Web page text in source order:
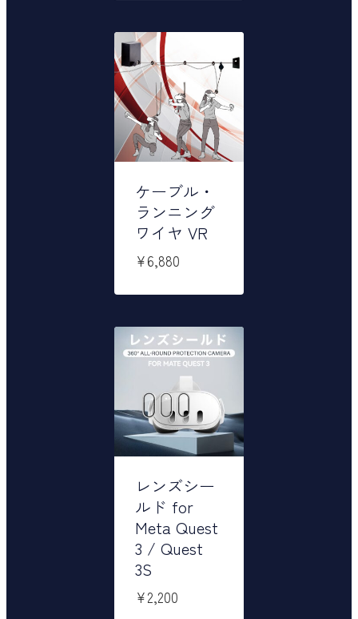
ケーブル・
ランニング
ワイヤ VR
¥6,880
レンズシー
ルド for
Meta Quest
3 / Quest
3S
¥2,200